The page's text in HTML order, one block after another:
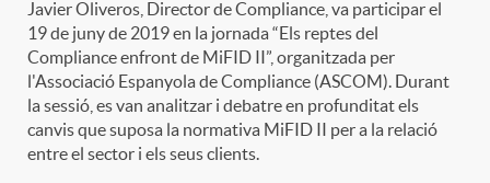
l
a
a
t
o
A
d
o
r
Javier Oliveros, Director de Compliance, va participar el
19 de juny de 2019 en la jornada “Els reptes del
Compliance enfront de MiFID II”, organitzada per
l'Associació Espanyola de Compliance (ASCOM). Durant
la sessió, es van analitzar i debatre en profunditat els
canvis que suposa la normativa MiFID II per a la relació
entre el sector i els seus clients.